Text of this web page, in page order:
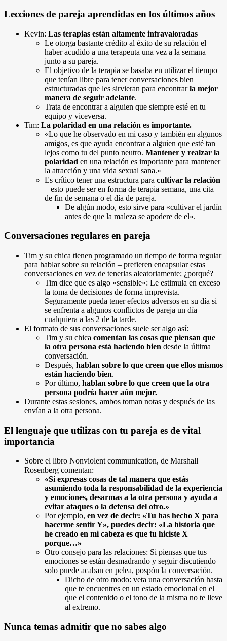
Lecciones de pareja aprendidas en los últimos años
Kevin: Las terapias están altamente infravaloradas
Le otorga bastante crédito al éxito de su relación el
haber acudido a una terapeuta una vez a la semana
junto a su pareja.
El objetivo de la terapia se basaba en utilizar el tiempo
que tenían libre para tener conversaciones bien
estructuradas que les sirvieran para encontrarla mejor
manera de seguir adelante.
Trata de encontrar a alguien que siempre esté en tu
equipo y viceversa.
Tim: La polaridad en una relación es importante.
«Lo que he observado en mi caso y también en algunos
amigos, es que ayuda encontrar a alguien que esté tan
lejos como tu del punto neutro. Mantener y realzar la
polaridad en una relación es importante para mantener
la atracción y una vida sexual sana.»
Es crítico tener una estructura para cultivar la relación
– esto puede ser en forma de terapia semana, una cita
de fin de semana o el día de pareja.
De algún modo, esto sirve para «cultivar el jardín
antes de que la maleza se apodere de el».
Conversaciones regulares en pareja
Tim y su chica tienen programado un tiempo de forma regular
para hablar sobre su relación – prefieren encapsular estas
conversaciones en vez de tenerlas aleatoriamente; ¿porqué?
Tim dice que es algo «sensible»: Le estimula en exceso
la toma de decisiones de forma imprevista.
Seguramente pueda tener efectos adversos en su día si
se enfrenta a algunos conflictos de pareja un día
cualquiera a las 2 de la tarde.
El formato de sus conversaciones suele ser algo así:
Tim y su chica comentan las cosas que piensan que
la otra persona está haciendo bien desde la última
conversación.
Después, hablan sobre lo que creen que ellos mismos
están haciendo bien.
Por último, hablan sobre lo que creen que la otra
persona podría hacer aún mejor.
Durante estas sesiones, ambos toman notas y después de las
envían a la otra persona.
El lenguaje que utilizas con tu pareja es de vital
importancia
Sobre el libro Nonviolent communication, de Marshall
Rosenberg comentan:
«Si expresas cosas de tal manera que estás
asumiendo toda la responsabilidad de la experiencia
y emociones, desarmas a la otra persona y ayuda a
evitar ataques o la defensa del otro.»
Por ejemplo, en vez de decir: «Tu has hecho X para
hacerme sentir Y», puedes decir: «La historia que
he creado en mi cabeza es que tu hiciste X
porque…»
Otro consejo para las relaciones: Si piensas que tus
emociones se están desmadrando y seguir discutiendo
solo puede acaban en pelea, pospón la conversación.
Dicho de otro modo: veta una conversación hasta
que te encuentres en un estado emocional en el
que el contenido o el tono de la misma no te lleve
al extremo.
Nunca temas admitir que no sabes algo